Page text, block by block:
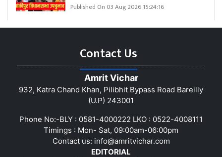
Published On 03 Aug 2026 15:24:16
Contact Us
Amrit Vichar
932, Katra Chand Khan, Pilibhit Bypass Road Bareilly
(U.P) 243001
Phone No:-BLY : 0581-4000222 LKO : 0522-4008111
Timings : Mon- Sat, 09:00am-06:00pm
Contact us: info@amritvichar.com
EDITORIAL